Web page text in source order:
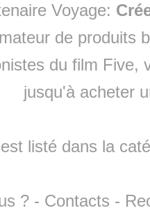
Voyage:
de produits
du film Five,
jusqu'à acheter
listé dans la
? - Contacts -